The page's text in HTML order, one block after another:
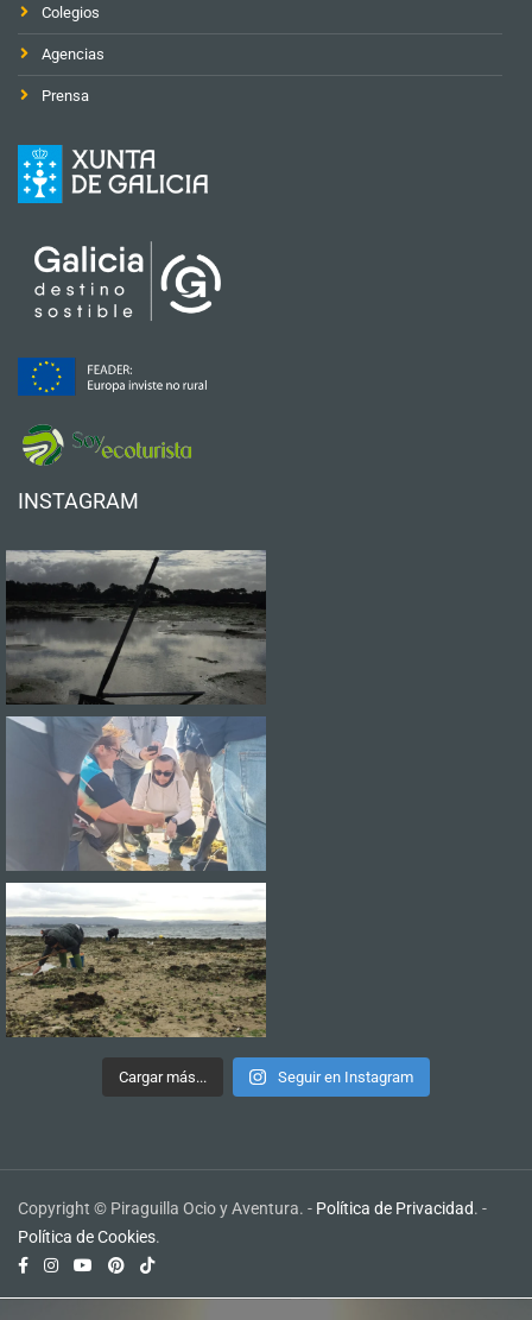
Colegios
Agencias
Prensa
INSTAGRAM
Cargar más... Seguir en Instagram
Copyright © Piraguilla Ocio y Aventura. - Política de Privacidad. -
Política de Cookies.